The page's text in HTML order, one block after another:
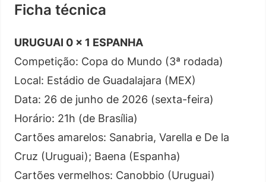
Ficha técnica
URUGUAI 0 x 1 ESPANHA
Competição: Copa do Mundo (3ª rodada)
Local: Estádio de Guadalajara (MEX)
Data: 26 de junho de 2026 (sexta-feira)
Horário: 21h (de Brasília)
Cartões amarelos: Sanabria, Varella e De la
Cruz (Uruguai); Baena (Espanha)
Cartões vermelhos: Canobbio (Uruguai)